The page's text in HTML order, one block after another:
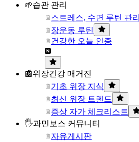
🌱습관 관리
스트레스, 수면 루틴 관리
장운동 루틴
건강한 오늘 인증
📰위장건강 매거진
기초 위장 지식
최신 위장 트렌드
증상 자가 체크리스트
🖐과민보스 커뮤니티
자유게시판